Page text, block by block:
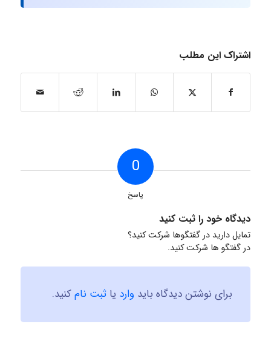
اشتراک این مطلب
0
پاسخ
دیدگاه خود را ثبت کنید
تمایل دارید در گفتگوها شرکت کنید؟
در گفتگو ها شرکت کنید.
برای نوشتن دیدگاه باید وارد یا ثبت نامکنید.